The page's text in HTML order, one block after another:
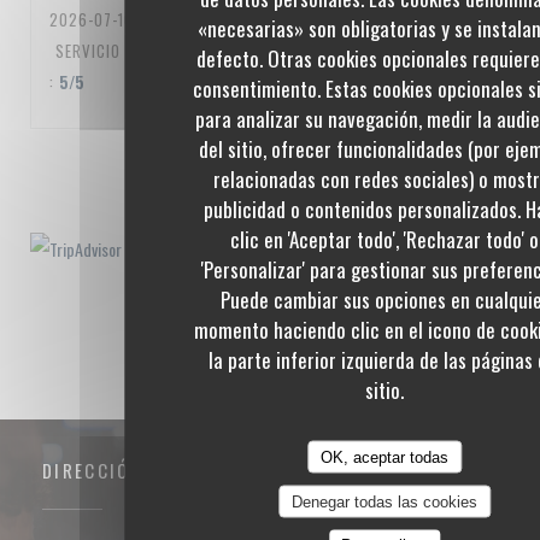
«necesarias» son obligatorias y se
defecto. Otras cookies opcionales
consentimiento. Estas cookies opcionales
para analizar su navegación, medir la
del sitio, ofrecer funcionalidades (por
relacionadas con redes sociales) o
publicidad o contenidos personalizados.
clic en 'Aceptar todo', 'Rechazar todo' o
'Personalizar' para gestionar sus
Puede cambiar sus opciones en
momento haciendo clic en el icono de
la parte inferior izquierda de las páginas
sitio.
OK, aceptar todas
Denegar todas las cookies
2026-07-10
- 20:00 - INVITADOS 3
SERVICIO
AMBIENTE: 5 /5 MENÚ: 5/5 CALIDAD / PRECIO
: 5/5
DIRECCIÓN